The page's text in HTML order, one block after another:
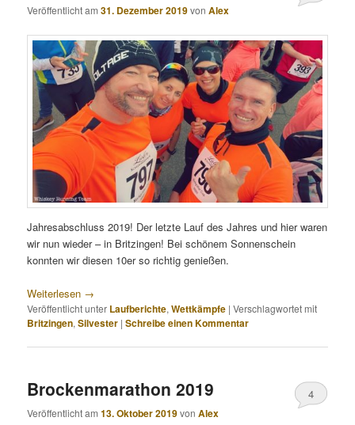
Veröffentlicht am31. Dezember 2019vonAlex
Jahresabschluss 2019! Der letzte Lauf des Jahres und hier waren
wir nun wieder – in Britzingen! Bei schönem Sonnenschein
konnten wir diesen 10er so richtig genießen.
Weiterlesen →
Veröffentlicht unter Laufberichte,Wettkämpfe |Verschlagwortet mit
Britzingen,Silvester |Schreibe einen Kommentar
Brockenmarathon 2019
Veröffentlicht am13. Oktober 2019vonAlex
4